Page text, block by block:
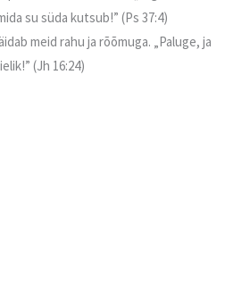
su süda kutsub!” (Ps 37:4)
meid rahu ja rõõmuga. „Paluge, ja
(Jh 16:24)